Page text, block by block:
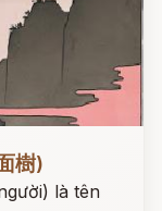
樹)
là tên